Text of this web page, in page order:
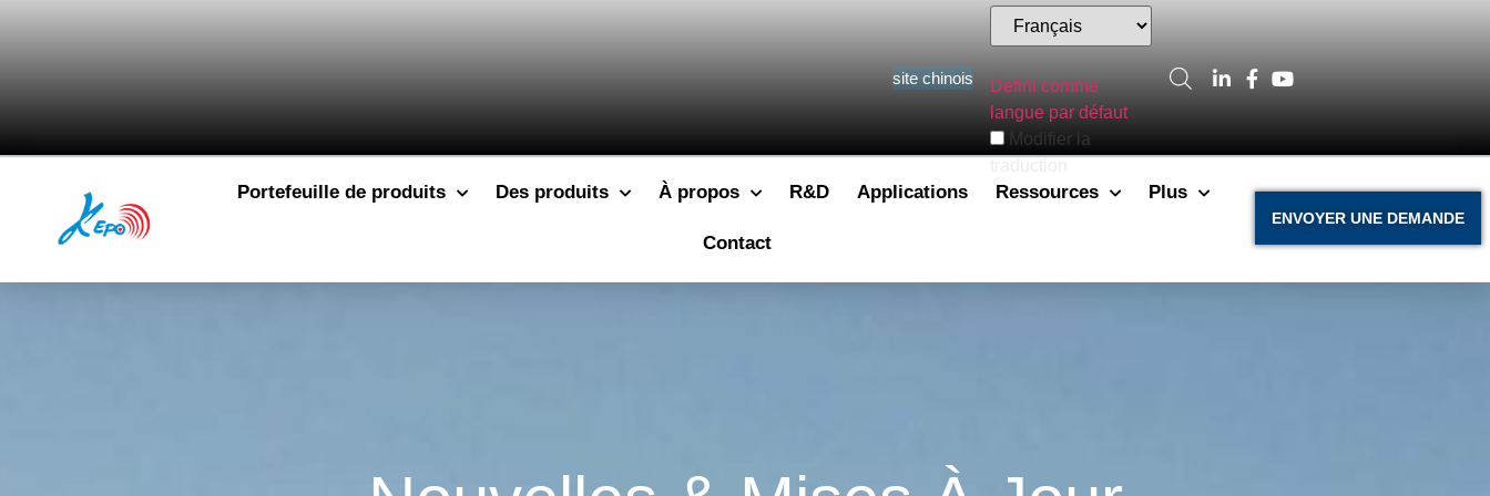
site chinois
Defini comme
langue par défaut
Modifier la
Portefeuille de produits Des produits À propos R&D Applications Ressources Plus
Contact
ENVOYER UNE DEMANDE